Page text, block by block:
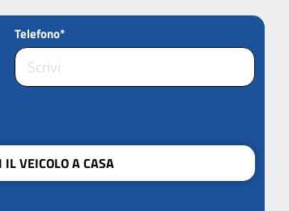
Telefono*
IL VEICOLO A CASA